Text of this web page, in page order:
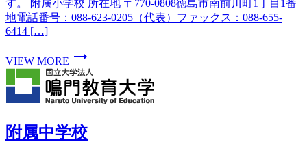
す。 附属小学校 所在地 〒770-0808徳島市南前川町1丁目1番
地電話番号：088-623-0205（代表）ファックス：088-655-
6414 […]
VIEW MORE trending_flat
附属中学校